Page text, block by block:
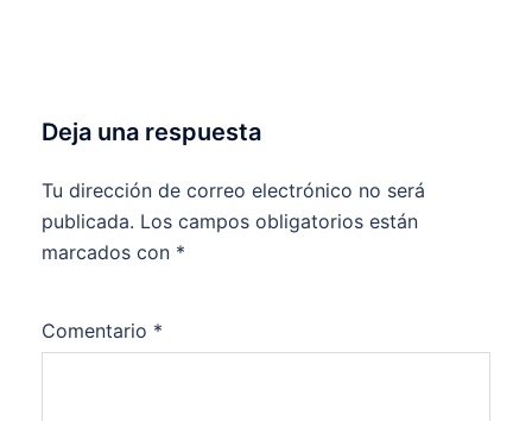
Deja una respuesta
Tu dirección de correo electrónico no será
publicada. Los campos obligatorios están
marcados con *
Comentario *